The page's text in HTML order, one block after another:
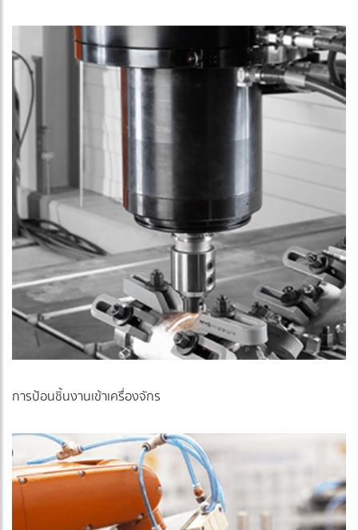
การป้อนชิ้นงานเข้าเครื่องจักร